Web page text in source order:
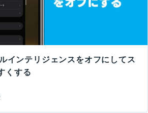
インテリジェンスをオフにしてス
くする